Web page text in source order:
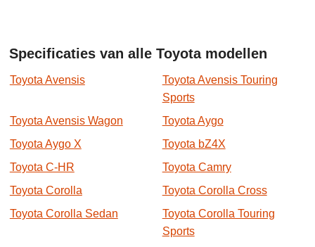
Specificaties van alle Toyota modellen
Toyota Avensis
Toyota Avensis Touring
Sports
Toyota Avensis Wagon
Toyota Aygo
Toyota Aygo X
Toyota bZ4X
Toyota C-HR
Toyota Camry
Toyota Corolla
Toyota Corolla Cross
Toyota Corolla Sedan
Toyota Corolla Touring
Sports